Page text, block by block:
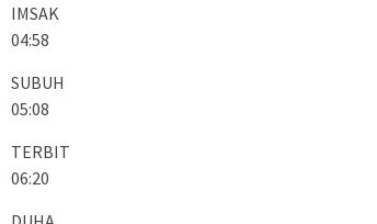
IMSAK
04:58
SUBUH
05:08
TERBIT
06:20